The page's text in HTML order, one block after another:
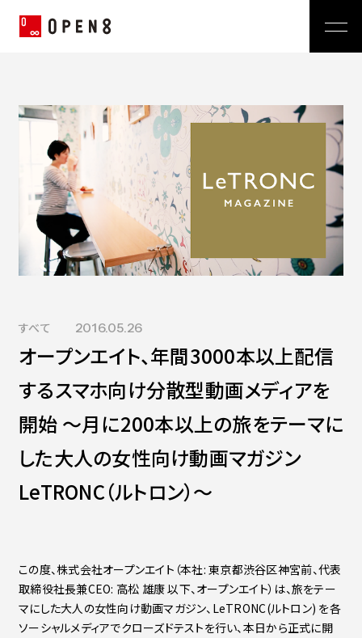
代表メッセージ
ミッション
経営メンバー
会社概要
沿革
News
プレスリリース
おしらせ
広報 BLOG
TECH BLOG
Service
Video BRAIN
Open BRAIN
Insight BRAIN
Technology
価値観
OPEN8のバリュー
社員インタビュー
福利厚生
募集職種
Sustainability
Contact
すべて 2016.05.26
オープンエイト、年間3000本以上配信
するスマホ向け分散型動画メディアを
開始 〜月に200本以上の旅をテーマに
した大人の女性向け動画マガジン
LeTRONC（ルトロン）〜
この度、株式会社オープンエイト（本社: 東京都渋谷区神宮前、代表
取締役社長兼CEO: 高松 雄康 以下、オープンエイト）は、旅をテー
マにした大人の女性向け動画マガジン、LeTRONC(ルトロン) を各
ソーシャルメディアでクローズドテストを行い、本日から正式に開